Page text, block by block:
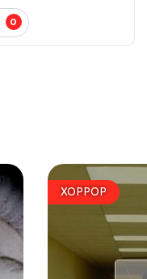
0
ХОРРОР